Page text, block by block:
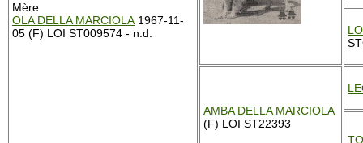
Mère
OLA DELLA MARCIOLA 1967-11-
05 (F) LOI ST009574 - n.d.
AMBA DELLA MARCIOLA
(F) LOI ST22393